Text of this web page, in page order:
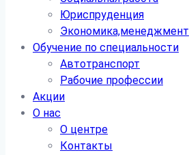
Юриспруденция
Экономика,менеджмент
Обучение по специальности
Автотранспорт
Рабочие профессии
Акции
О нас
О центре
Контакты